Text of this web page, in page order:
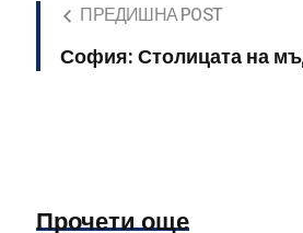
ПРЕДИШНА POST
София: Столицата на
Прочети още